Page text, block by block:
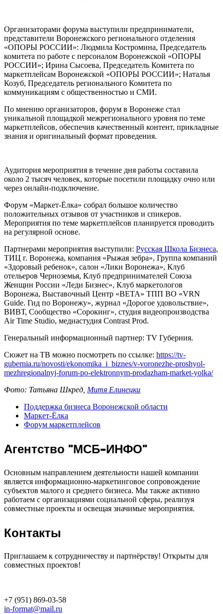
Организаторами форума выступили предприниматели,
представители Воронежского регионального отделения
«ОПОРЫ РОССИИ»: Людмила Костромина, Председатель
комитета по работе с персоналом Воронежской «ОПОРЫ
РОССИИ»; Ирина Сысоева, Председатель Комитета по
маркетплейсам Воронежской «ОПОРЫ РОССИИ»; Наталья
Козуб, Председатель регионального Комитета по
коммуникациям с общественностью и СМИ.
По мнению организаторов, форум в Воронеже стал
уникальной площадкой межрегионального уровня по теме
маркетплейсов, обеспечив качественный контент, прикладные
знания и оригинальный формат проведения.
Аудитория мероприятия в течение дня работы составила
около 2 тысяч человек, которые посетили площадку очно или
через онлайн-подключение.
Форум «Маркет-Ёлка» собрал большое количество
положительных отзывов от участников и спикеров.
Мероприятия по теме маркетплейсов планируется проводить
на регулярной основе.
Партнерами мероприятия выступили: Русская Школа Бизнеса,
ТИЦ г. Воронежа, компания «Рыжая зебра», Группа компаний
«Здоровый ребенок», салон «Лики Воронежа», Клуб
отельеров Черноземья, Клуб предпринимателей Союза
Женщин России «Леди Бизнес», Клуб маркетологов
Воронежа, Выставочный Центр «ВЕТА» ТПП ВО «VRN
Guide. Гид по Воронежу», журнал «Дорогое удовольствие»,
ВИВТ, Сообщество «Сорокинг», студия видеопроизводства
Air Time Studio, медиастудия Contrast Prod.
Генеральный информационный партнер: TV Губерния.
Сюжет на ТВ можно посмотреть по ссылке: https://tv-
gubernia.ru/novosti/ekonomika_i_biznes/v-voronezhe-proshyol-
mezhregionalnyj-forum-po-elektronnym-prodazham-market-yolka/
Фото: Татьяна Шкред, Митя Елинецки
Поддержка бизнеса Воронежской области
Маркет-Ёлка
Форум маркетплейсов
Агентство "МСБ-ИНФО"
Основным направлением деятельности нашей компании
является информационно-маркетинговое сопровождение
субъектов малого и среднего бизнеса. Мы также активно
работаем с организациями социальной сферы, реализуя
совместные проекты и освещая значимые мероприятия.
Контакты
Приглашаем к сотрудничеству и партнёрству! Открыты для
совместных проектов!
+7 (951) 869-03-58
in-format@mail.ru